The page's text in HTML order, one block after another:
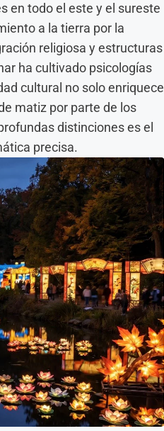
en todo el este y el sureste
a la tierra por la
religiosa y estructuras
ha cultivado psicologías
cultural no solo enriquece
matiz por parte de los
distinciones es el
precisa.